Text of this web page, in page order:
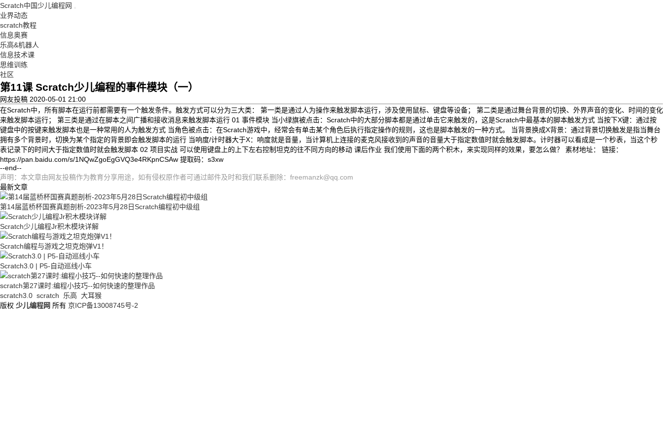
Scratch中国少儿编程网
业界动态
scratch教程
信息奥赛
乐高&机器人
信息技术课
思维训练
社区
第11课 Scratch少儿编程的事件模块（一）
网友投稿 2020-05-01 21:00
在Scratch中，所有脚本在运行前都需要有一个触发条件。触发方式可以分为三大类： 第一类是通过人为操作来触发脚本运行，涉及使用鼠标、键盘等设备； 第二类是通过舞台背景的切换、外界声音的变化、时间的变化
来触发脚本运行； 第三类是通过在脚本之间广播和接收消息来触发脚本运行 01 事件模块 当小绿旗被点击：Scratch中的大部分脚本都是通过单击它来触发的，这是Scratch中最基本的脚本触发方式 当按下X键：通过按
键盘中的按键来触发脚本也是一种常用的人为触发方式 当角色被点击：在Scratch游戏中，经常会有单击某个角色后执行指定操作的规则，这也是脚本触发的一种方式。 当背景换成X背景：通过背景切换触发是指当舞台
拥有多个背景时，切换为某个指定的背景即会触发脚本的运行 当响度/计时器大于X：响度就是音量，当计算机上连接的麦克风接收到的声音的音量大于指定数值时就会触发脚本。计时器可以看成是一个秒表，当这个秒
表记录下的时间大于指定数值时就会触发脚本 02 项目实战 可以使用键盘上的上下左右控制坦克的往不同方向的移动 课后作业 我们使用下面的两个积木，来实现同样的效果，要怎么做？ 素材地址： 链接：
https://pan.baidu.com/s/1NQwZgoEgGVQ3e4RKpnCSAw 提取码：s3xw
--end--
声明：本文章由网友投稿作为教育分享用途，如有侵权原作者可通过邮件及时和我们联系删除：freemanzk@qq.com
最新文章
第14届蓝桥杯国赛真题剖析-2023年5月28日Scratch编程初中级组
Scratch少儿编程Jr积木模块详解
Scratch编程与游戏之坦克炮弹V1！
Scratch3.0 | P5-自动巡线小车
scratch第27课时:编程小技巧--如何快速的整理作品
scratch3.0 scratch 乐高 大耳猴
版权 少儿编程网 所有 京ICP备13008745号-2